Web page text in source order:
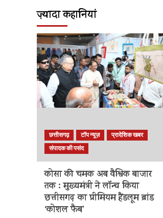
ज़्यादा कहानियां
छत्तीसगढ़ टॉप न्यूज़
प्रादेशिक खबर
संपादक की पसंद
कोसा की चमक अब वैश्विक बाजार
तक : मुख्यमंत्री ने लॉन्च किया
छत्तीसगढ़ का प्रीमियम हैंडलूम ब्रांड
‘कोशल फैब’